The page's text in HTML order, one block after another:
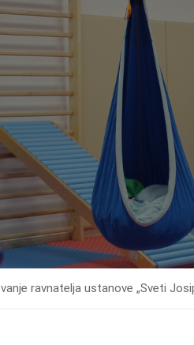
ravnatelja ustanove „Sveti